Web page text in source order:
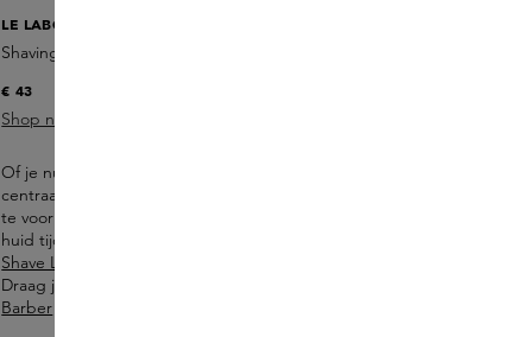
LE LABO FRAGRANCES
Shaving Cream
€ 43
Shop nu
Of je nu glad scheert of je baard verzorgt, comfort staat
centraal. Een goede shave routine helpt irritatie en roodheid
te voorkomen. De
huid tijdens het scheren, terwijl de
Shave Lotion van Aesop
Draag je een baard, dan houdt de
Barber